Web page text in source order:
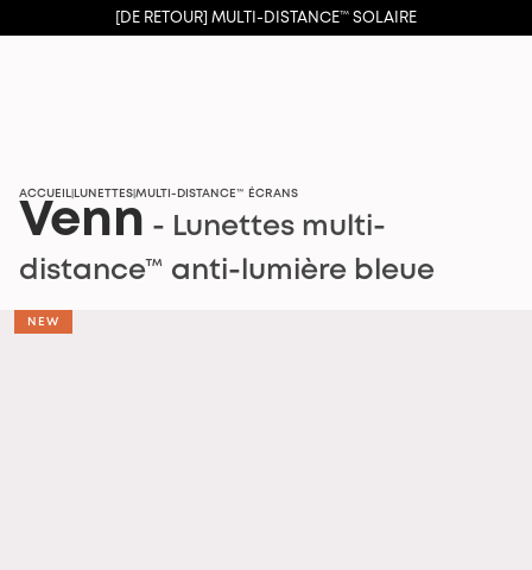
[DE RETOUR] MULTI-DISTANCE™ SOLAIRE
ACCUEIL LUNETTES MULTI-DISTANCE™ ÉCRANS
Venn - Lunettes multi-
distance™ anti-lumière bleue
NEW